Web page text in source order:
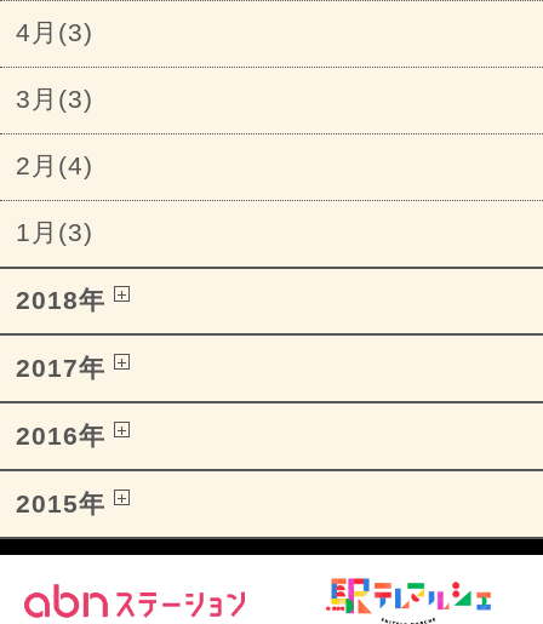
4月(3)
3月(3)
2月(4)
1月(3)
2018年
2017年
2016年
2015年